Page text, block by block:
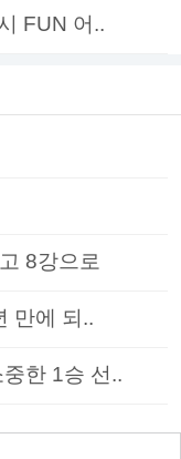
FUN 어..
8강으로
만에 되..
한 1승 선..